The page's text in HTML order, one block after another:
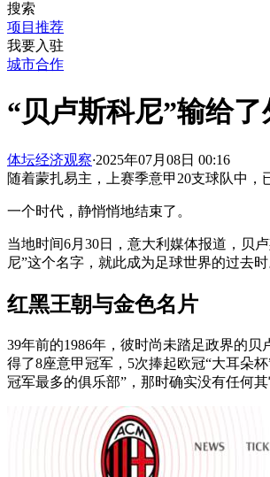
搜索
项目推荐
我要入驻
城市合作
“贝卢斯科尼”输给了
体坛经济观察·2025年07月08日 00:16
随着蒙扎易主，上赛季意甲20支球队中，
一个时代，静悄悄地结束了。
当地时间6月30日，意大利媒体报道，贝
尼”这个名字，就此成为足球世界的过去时
红黑王朝与金色名片
39年前的1986年，彼时尚未踏足政界的
得了8座意甲冠军，5次捧起欧冠“大耳朵
冠军最多的俱乐部”，那时确实没有任何